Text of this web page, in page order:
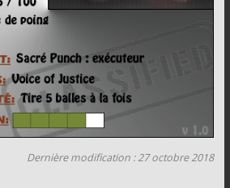
Dernière modification : 27 octobre 2018